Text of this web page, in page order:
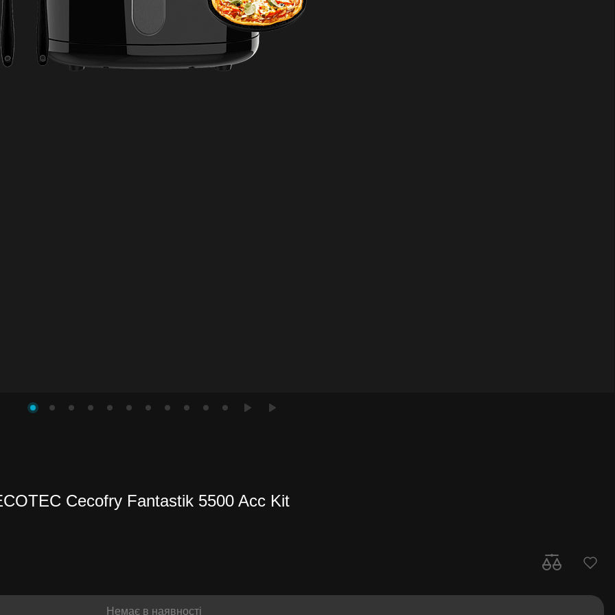
Cecofry Fantastik 5500 Acc Kit
до
Немає в наявності